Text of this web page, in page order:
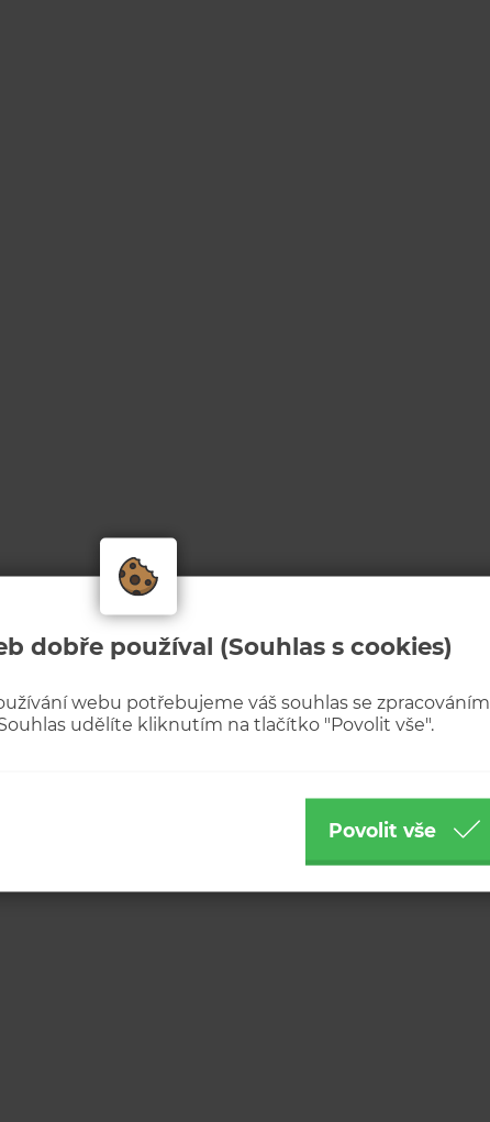
dobře používal (Souhlas s cookies)
webu potřebujeme váš souhlas se zpracováním
udělíte kliknutím na tlačítko "Povolit vše".
Povolit vše